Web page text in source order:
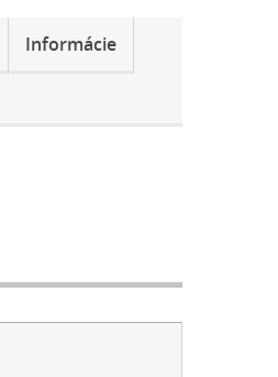
Informácie